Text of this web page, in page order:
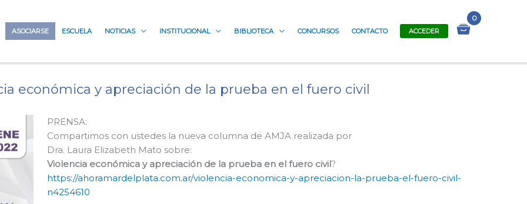
ASOCIARSE ESCUELA NOTICIAS INSTITUCIONAL BIBLIOTECA CONCURSOS CONTACTO ACCEDER
económica y apreciación de la prueba en el fuero civil
PRENSA:
Compartimos con ustedes la nueva columna de AMJA realizada por
Dra. Laura Elizabeth Mato sobre:
Violencia económica y apreciación de la prueba en el fuero civil?
https://ahoramardelplata.com.ar/violencia-economica-y-apreciacion-la-prueba-el-fuero-civil-
n4254610